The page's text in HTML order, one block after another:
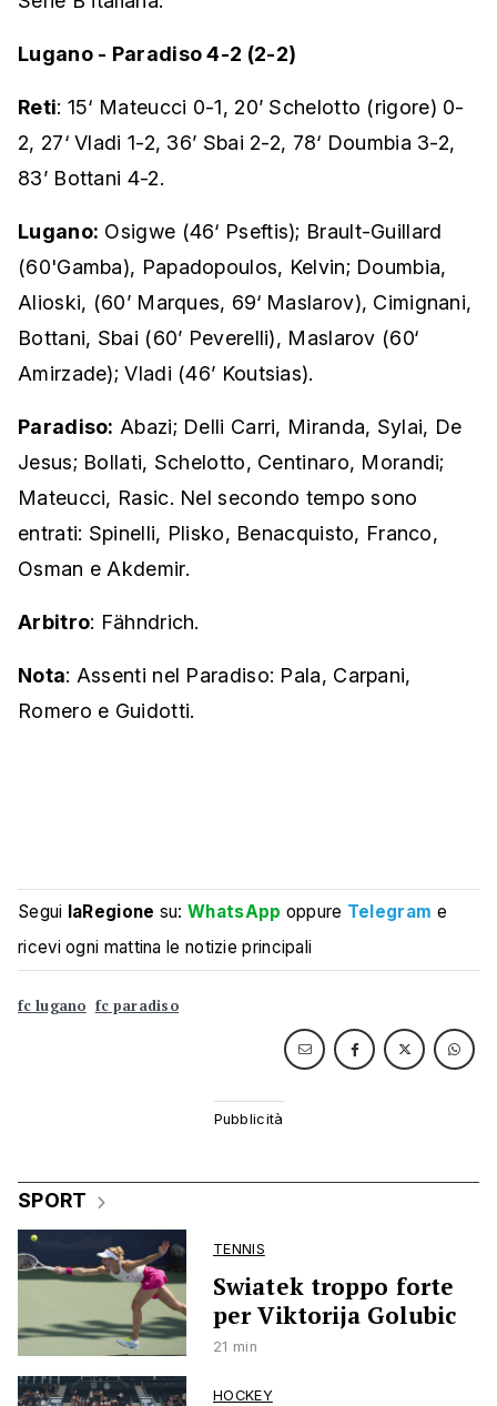
Lugano - Paradiso 4-2 (2-2)
Reti: 15‘ Mateucci 0-1, 20’ Schelotto (rigore) 0-
2, 27‘ Vladi 1-2, 36’ Sbai 2-2, 78‘ Doumbia 3-2,
83’ Bottani 4-2.
Lugano: Osigwe (46‘ Pseftis); Brault-Guillard
(60'Gamba), Papadopoulos, Kelvin; Doumbia,
Alioski, (60’ Marques, 69‘ Maslarov), Cimignani,
Bottani, Sbai (60’ Peverelli), Maslarov (60‘
Amirzade); Vladi (46’ Koutsias).
Paradiso: Abazi; Delli Carri, Miranda, Sylai, De
Jesus; Bollati, Schelotto, Centinaro, Morandi;
Mateucci, Rasic. Nel secondo tempo sono
entrati: Spinelli, Plisko, Benacquisto, Franco,
Osman e Akdemir.
Arbitro: Fähndrich.
Nota: Assenti nel Paradiso: Pala, Carpani,
Romero e Guidotti.
Segui laRegione su:WhatsApp oppure Telegram e
ricevi ogni mattina le notizie principali
fc lugano fc paradiso
SPORT
TENNIS
Swiatek troppo forte
per Viktorija Golubic
21 min
HOCKEY